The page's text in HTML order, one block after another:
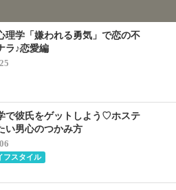
理学「嫌われる勇気」で恋の不
ラ♪恋愛編
で彼氏をゲットしよう♡ホステ
い男心のつかみ方
フスタイル